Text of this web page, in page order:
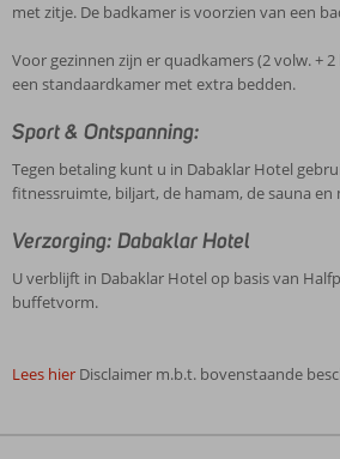
met zitje. De badkamer is voorzien van een
Voor gezinnen zijn er quadkamers (2 volw. +
een standaardkamer met extra bedden.
Sport & Ontspanning:
Tegen betaling kunt u in Dabaklar Hotel
fitnessruimte, biljart, de hamam, de sauna en
Verzorging: Dabaklar Hotel
U verblijft in Dabaklar Hotel op basis van
buffetvorm.
Lees hier Disclaimer m.b.t. bovenstaande